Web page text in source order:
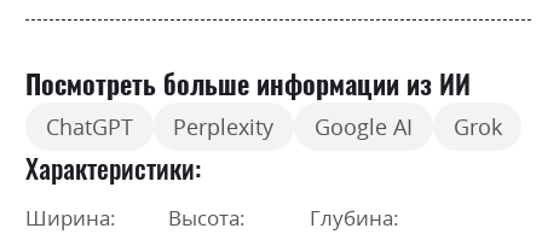
Посмотреть больше информации из ИИ
ChatGPT Perplexity Google AI Grok
Характеристики
Ширина: Высота: Глубина: